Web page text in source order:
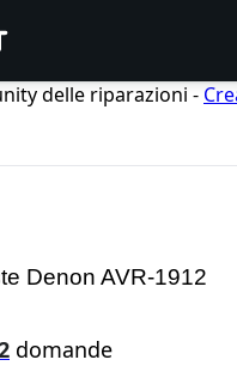
delle riparazioni -
Denon AVR-1912
domande